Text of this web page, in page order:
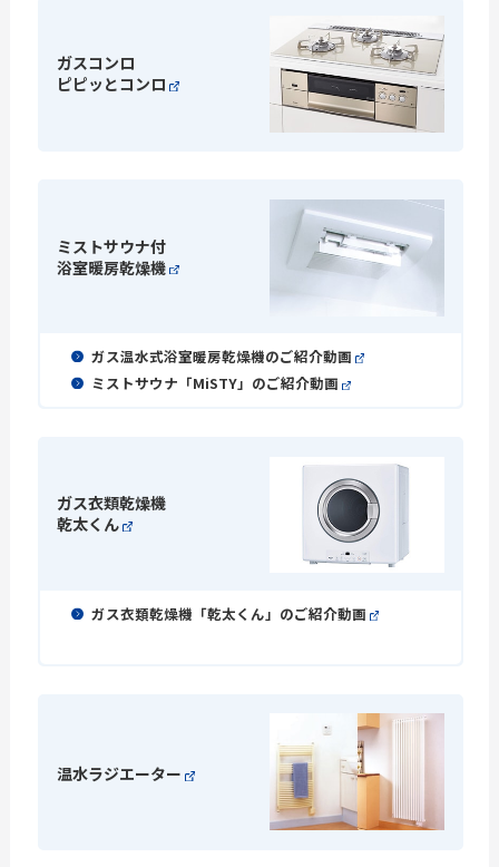
ガスコンロ
ピピッとコンロ
ミストサウナ付
浴室暖房乾燥機
ガス温水式浴室暖房乾燥機のご紹介動画
ミストサウナ「MiSTY」のご紹介動画
ガス衣類乾燥機
乾太くん
ガス衣類乾燥機「乾太くん」のご紹介動画
温水ラジエーター